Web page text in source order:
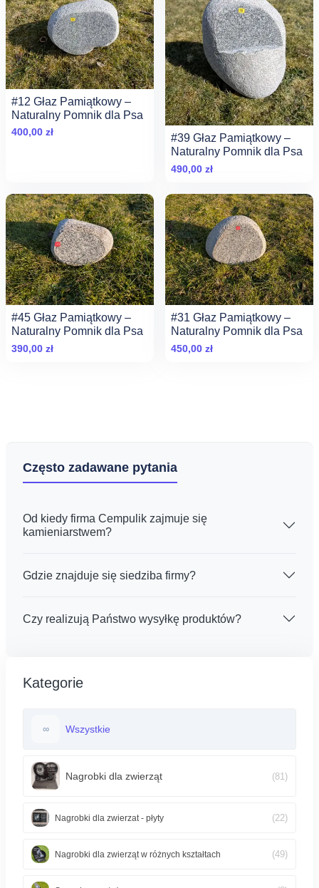
#12 Głaz Pamiątkowy –
Naturalny Pomnik dla Psa
400,00 zł
#39 Głaz Pamiątkowy –
Naturalny Pomnik dla Psa
490,00 zł
#45 Głaz Pamiątkowy –
Naturalny Pomnik dla Psa
390,00 zł
#31 Głaz Pamiątkowy –
Naturalny Pomnik dla Psa
450,00 zł
Często zadawane pytania
Od kiedy firma Cempulik zajmuje się
kamieniarstwem?
Gdzie znajduje się siedziba firmy?
Czy realizują Państwo wysyłkę produktów?
Kategorie
∞ Wszystkie
Nagrobki dla zwierząt (81)
Nagrobki dla zwierzat - płyty (22)
Nagrobki dla zwierząt w różnych kształtach (49)